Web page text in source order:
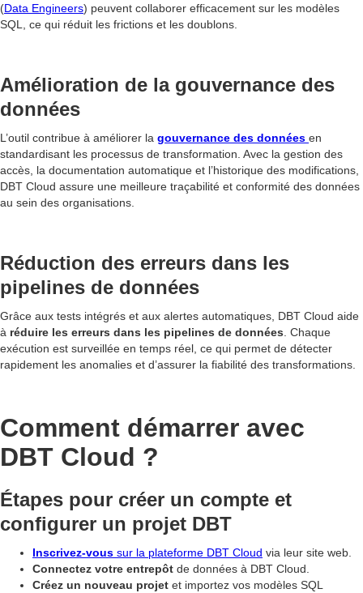
(Data Engineers) peuvent collaborer efficacement sur les modèles
SQL, ce qui réduit les frictions et les doublons.
Amélioration de la gouvernance des
données
L’outil contribue à améliorer la gouvernance des données en
standardisant les processus de transformation. Avec la gestion des
accès, la documentation automatique et l’historique des modifications,
DBT Cloud assure une meilleure traçabilité et conformité des données
au sein des organisations.
Réduction des erreurs dans les
pipelines de données
Grâce aux tests intégrés et aux alertes automatiques, DBT Cloud aide
à réduire les erreurs dans les pipelines de données . Chaque
exécution est surveillée en temps réel, ce qui permet de détecter
rapidement les anomalies et d’assurer la fiabilité des transformations.
Comment démarrer avec
DBT Cloud ?
Étapes pour créer un compte et
configurer un projet DBT
Inscrivez-vous sur la plateforme DBT Cloud via leur site web.
Connectez votre entrepôt de données à DBT Cloud.
Créez un nouveau projet et importez vos modèles SQL